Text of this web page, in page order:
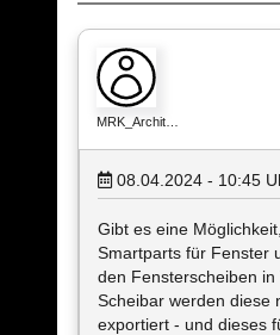
MRK_Archit…
08.04.2024 - 10:45
Gibt es eine
Smartparts für Fenster
den Fensterscheiben
Scheibar werden diese
exportiert - und dieses